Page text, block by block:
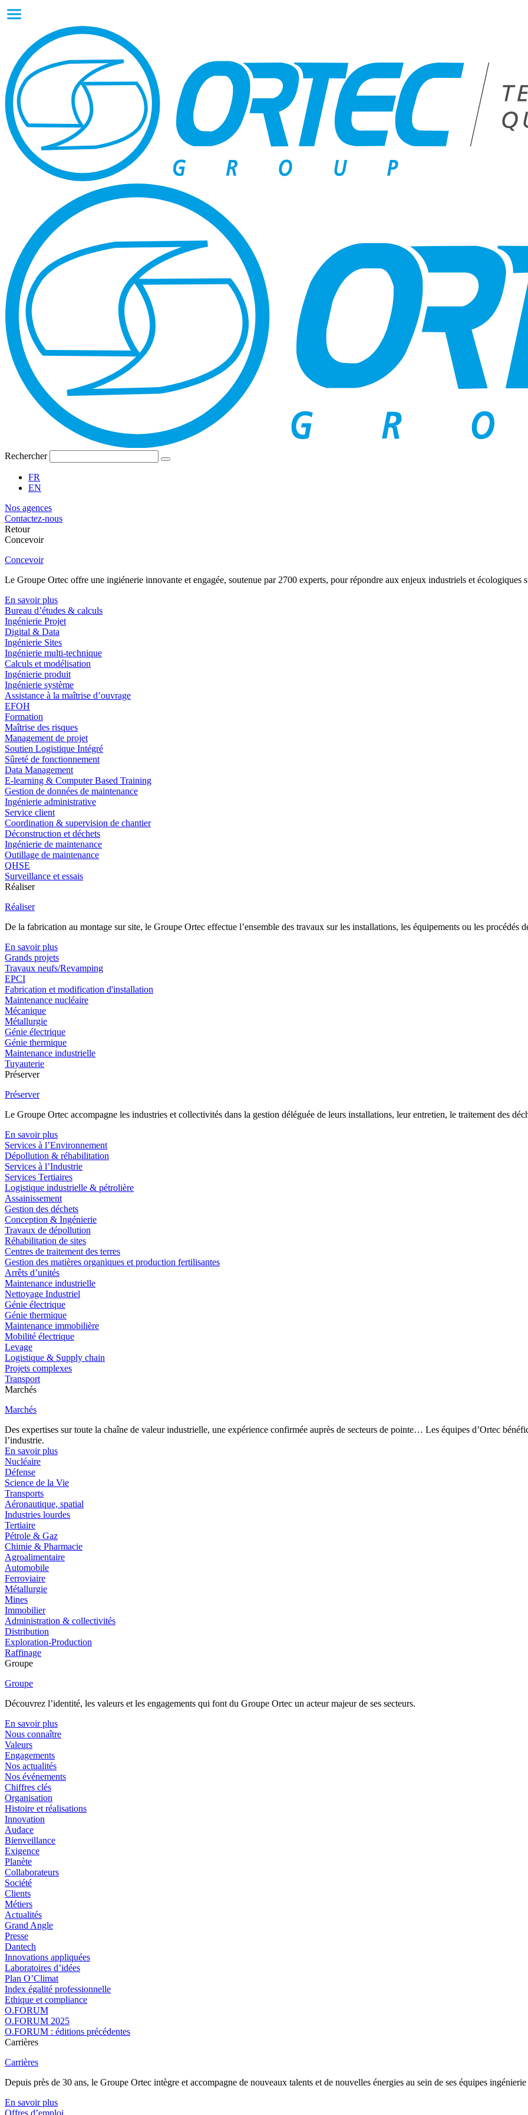
Rechercher
FR
EN
Nos agences
Contactez-nous
Retour
Concevoir
Concevoir
Le Groupe Ortec offre une ingiénerie innovante et engagée, soutenue par 2700 experts, pour répondre aux enjeux industriels et écologiques
En savoir plus
Bureau d’études & calculs
Ingénierie Projet
Digital & Data
Ingénierie Sites
Ingénierie multi-technique
Calculs et modélisation
Ingénierie produit
Ingénierie système
Assistance à la maîtrise d’ouvrage
EFOH
Formation
Maîtrise des risques
Management de projet
Soutien Logistique Intégré
Sûreté de fonctionnement
Data Management
E-learning & Computer Based Training
Gestion de données de maintenance
Ingénierie administrative
Service client
Coordination & supervision de chantier
Déconstruction et déchets
Ingénierie de maintenance
Outillage de maintenance
QHSE
Surveillance et essais
Réaliser
Réaliser
De la fabrication au montage sur site, le Groupe Ortec effectue l’ensemble des travaux sur les installations, les équipements ou les procédés
En savoir plus
Grands projets
Travaux neufs/Revamping
EPCI
Fabrication et modification d'installation
Maintenance nucléaire
Mécanique
Métallurgie
Génie électrique
Génie thermique
Maintenance industrielle
Tuyauterie
Préserver
Préserver
Le Groupe Ortec accompagne les industries et collectivités dans la gestion déléguée de leurs installations, leur entretien, le traitement des
En savoir plus
Services à l’Environnement
Dépollution & réhabilitation
Services à l’Industrie
Services Tertiaires
Logistique industrielle & pétrolière
Assainissement
Gestion des déchets
Conception & Ingénierie
Travaux de dépollution
Réhabilitation de sites
Centres de traitement des terres
Gestion des matières organiques et production fertilisantes
Arrêts d’unités
Maintenance industrielle
Nettoyage Industriel
Génie électrique
Génie thermique
Maintenance immobilière
Mobilité électrique
Levage
Logistique & Supply chain
Projets complexes
Transport
Marchés
Marchés
Des expertises sur toute la chaîne de valeur industrielle, une expérience confirmée auprès de secteurs de pointe… Les équipes d’Ortec
l’industrie.
En savoir plus
Nucléaire
Défense
Science de la Vie
Transports
Aéronautique, spatial
Industries lourdes
Tertiaire
Pétrole & Gaz
Chimie & Pharmacie
Agroalimentaire
Automobile
Ferroviaire
Métallurgie
Mines
Immobilier
Administration & collectivités
Distribution
Exploration-Production
Raffinage
Groupe
Groupe
Découvrez l’identité, les valeurs et les engagements qui font du Groupe Ortec un acteur majeur de ses secteurs.
En savoir plus
Nous connaître
Valeurs
Engagements
Nos actualités
Nos événements
Chiffres clés
Organisation
Histoire et réalisations
Innovation
Audace
Bienveillance
Exigence
Planète
Collaborateurs
Société
Clients
Métiers
Actualités
Grand Angle
Presse
Dantech
Innovations appliquées
Laboratoires d’idées
Plan O’Climat
Index égalité professionnelle
Ethique et compliance
O.FORUM
O.FORUM 2025
O.FORUM : éditions précédentes
Carrières
Carrières
Depuis près de 30 ans, le Groupe Ortec intègre et accompagne de nouveaux talents et de nouvelles énergies au sein de ses équipes
En savoir plus
Offres d’emploi